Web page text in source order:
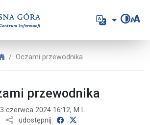
Język
Centrum Informacji
Jasnogórskie Centrum Informacji
Oczami przewodnika
przewodnika
czerwca 2024 16:12, M L
udostępnij:
udostępnij na Facebooku